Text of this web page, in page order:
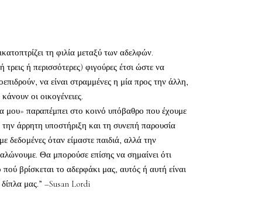
τη φιλία μεταξύ των αδελφών.
ή περισσότερες) φιγούρες έτσι ώστε να
να είναι στραμμένες η μία προς την άλλη,
οι οικογένειες.
μου» παραπέμπει στο κοινό υπόβαθρο που έχουμε
άρρητη υποστήριξη και τη συνεπή παρουσία
δεδομένες όταν είμαστε παιδιά, αλλά την
Θα μπορούσε επίσης να σημαίνει ότι
βρίσκεται το αδερφάκι μας, αυτός ή αυτή είναι
μας.” –Susan Lordi